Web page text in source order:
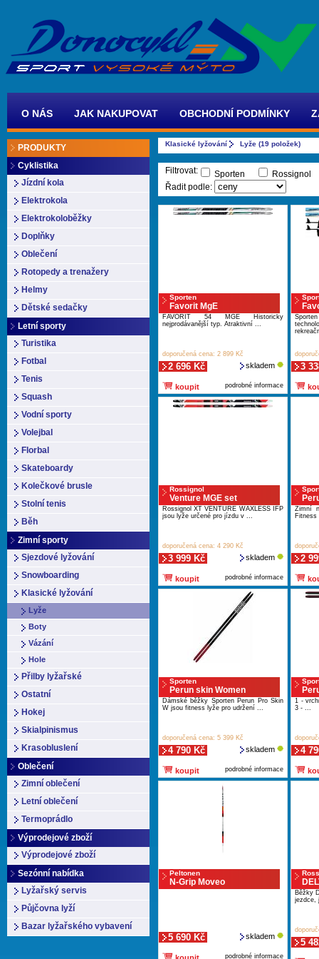
O NÁS JAK NAKUPOVAT OBCHODNÍ PODMÍNKY
PRODUKTY
Cyklistika
Jízdní kola
Elektrokola
Elektrokoloběžky
Doplňky
Oblečení
Rotopedy a trenažery
Helmy
Dětské sedačky
Letní sporty
Turistika
Fotbal
Tenis
Squash
Vodní sporty
Volejbal
Florbal
Skateboardy
Kolečkové brusle
Stolní tenis
Běh
Zimní sporty
Sjezdové lyžování
Snowboarding
Klasické lyžování
Lyže
Boty
Vázání
Hole
Přilby lyžařské
Ostatní
Hokej
Skialpinismus
Krasobluslení
Oblečení
Zimní oblečení
Letní oblečení
Termoprádlo
Výprodejové zboží
Výprodejové zboží
Sezónní nabídka
Lyžařský servis
Půjčovna lyží
Bazar lyžařského vybavení
Klasické lyžování Lyže (19 položek)
Filtrovat: Sporten
Řadit podle:
Sporten
Favorit MgE
FAVORIT 54 MGE Historicky
nejprodávanější typ. Atraktivní ...
doporučená cena: 2 899 Kč
2 696 Kč skladem
koupit podrobné informace
3
Rossignol
Venture MGE set
Rossignol XT VENTURE WAXLESS IFP
jsou lyže určené pro jízdu v ...
doporučená cena: 4 290 Kč
3 999 Kč skladem
koupit podrobné informace
Zimní
Fitness
2
Sporten
Perun skin Women
Dámské běžky Sporten Perun Pro Skin
W jsou fitness lyže pro udržení ...
doporučená cena: 5 399 Kč
4 790 Kč skladem
koupit podrobné informace
1 -
3 - ...
4
Peltonen
N-Grip Moveo
5 690 Kč skladem
podrobné informace
Běžky
jezdce,
5